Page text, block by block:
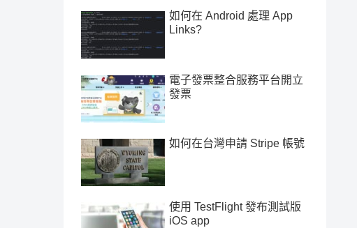
如何在 Android 處理 App
Links?
電子發票整合服務平台開立
發票
如何在台灣申請 Stripe 帳號
使用 TestFlight 發布測試版
iOS app